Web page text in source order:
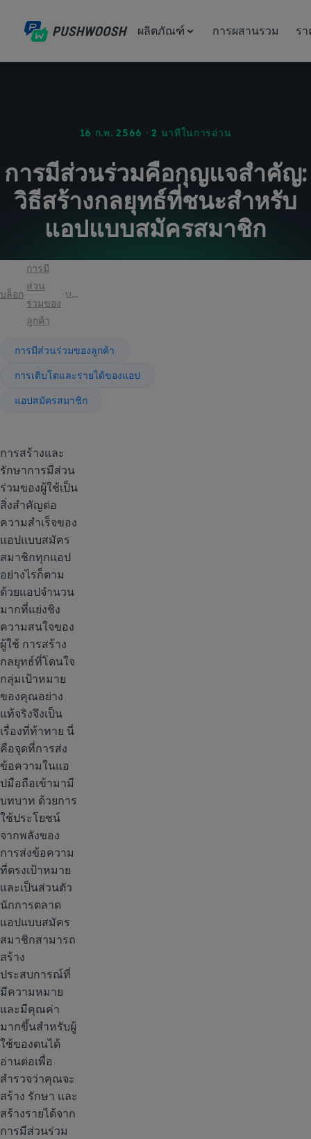
ผลิตภัณฑ์ การผสานรวม ร
16 ก.พ. 2566 · 2 นาทีในการอ่าน
การมีส่วนร่วมคือกุญแจสำคัญ:
วิธีสร้างกลยุทธ์ที่ชนะสำหรับ
แอปแบบสมัครสมาชิก
บล็อก
การมี
ส่วน
ร่วมของ
ลูกค้า
บทความ
การมีส่วนร่วมของลูกค้า
การเติบโตและรายได้ของแอป
แอปสมัครสมาชิก
การสร้างและ
รักษาการมีส่วน
ร่วมของผู้ใช้เป็น
สิ่งสำคัญต่อ
ความสำเร็จของ
แอปแบบสมัคร
สมาชิกทุกแอป
อย่างไรก็ตาม
ด้วยแอปจำนวน
มากที่แย่งชิง
ความสนใจของ
ผู้ใช้ การสร้าง
กลยุทธ์ที่โดนใจ
กลุ่มเป้าหมาย
ของคุณอย่าง
แท้จริงจึงเป็น
เรื่องที่ท้าทาย นี่
คือจุดที่การส่ง
ข้อความในแอ
ปมือถือเข้ามามี
บทบาท ด้วยการ
ใช้ประโยชน์
จากพลังของ
การส่งข้อความ
ที่ตรงเป้าหมาย
และเป็นส่วนตัว
นักการตลาด
แอปแบบสมัคร
สมาชิกสามารถ
สร้าง
ประสบการณ์ที่
มีความหมาย
และมีคุณค่า
มากขึ้นสำหรับผู้
ใช้ของตนได้
อ่านต่อเพื่อ
สำรวจว่าคุณจะ
สร้าง รักษา และ
สร้างรายได้จาก
การมีส่วนร่วม